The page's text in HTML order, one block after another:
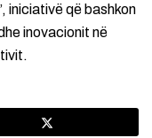
iniciativë që bashkon
inovacionit në